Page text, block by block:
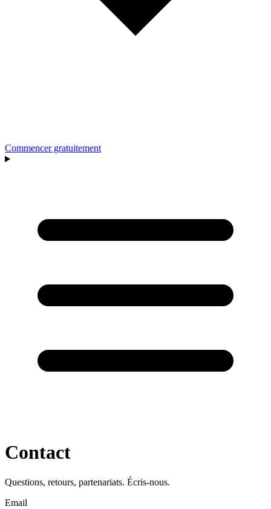
Commencer gratuitement
Contact
Questions, retours, partenariats. Écris-nous.
Email